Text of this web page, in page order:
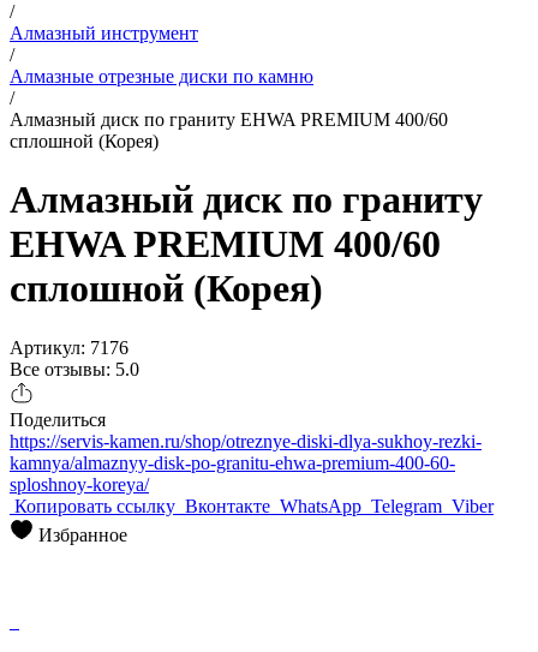
/
Алмазный инструмент
/
Алмазные отрезные диски по камню
/
Алмазный диск по граниту EHWA PREMIUM 400/60
сплошной (Корея)
Алмазный диск по граниту
EHWA PREMIUM 400/60
сплошной (Корея)
Артикул: 7176
Все отзывы: 5.0
Поделиться
https://servis-kamen.ru/shop/otreznye-diski-dlya-sukhoy-rezki-
kamnya/almaznyy-disk-po-granitu-ehwa-premium-400-60-
sploshnoy-koreya/
Копировать ссылку Вконтакте WhatsApp Telegram Viber
Избранное